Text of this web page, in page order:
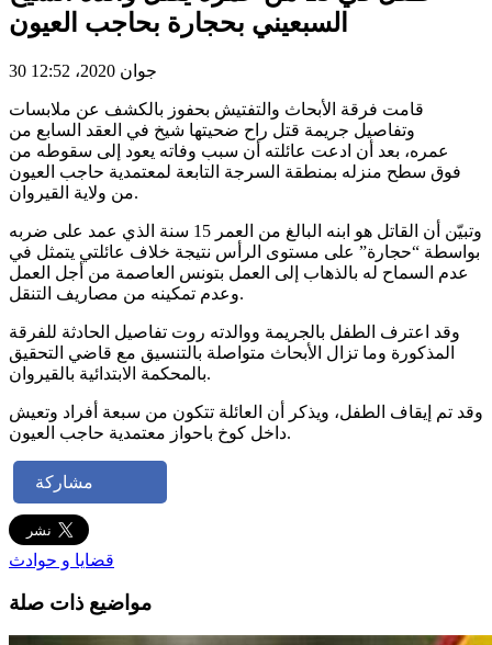
السبعيني بحجارة بحاجب العيون
30 جوان 2020، 12:52
قامت فرقة الأبحاث والتفتيش بحفوز بالكشف عن ملابسات
وتفاصيل جريمة قتل راح ضحيتها شيخ في العقد السابع من
عمره، بعد أن ادعت عائلته أن سبب وفاته يعود إلى سقوطه من
فوق سطح منزله بمنطقة السرجة التابعة لمعتمدية حاجب العيون
من ولاية القيروان.
وتبيّن أن القاتل هو ابنه البالغ من العمر 15 سنة الذي عمد على ضربه
بواسطة “حجارة” على مستوى الرأس نتيجة خلاف عائلتي يتمثل في
عدم السماح له بالذهاب إلى العمل بتونس العاصمة من أجل العمل
وعدم تمكينه من مصاريف التنقل.
وقد اعترف الطفل بالجريمة ووالدته روت تفاصيل الحادثة للفرقة
المذكورة وما تزال الأبحاث متواصلة بالتنسيق مع قاضي التحقيق
بالمحكمة الابتدائية بالقيروان.
وقد تم إيقاف الطفل، ويذكر أن العائلة تتكون من سبعة أفراد وتعيش
داخل كوخ باحواز معتمدية حاجب العيون.
مشاركة
قضايا و حوادث
مواضيع ذات صلة